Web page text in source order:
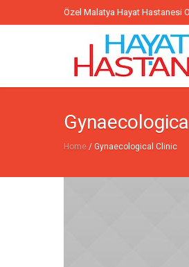
Özel Malatya Hayat Hastanesi
Home / Gynaecological Clinic